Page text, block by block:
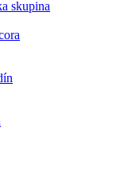
skupina